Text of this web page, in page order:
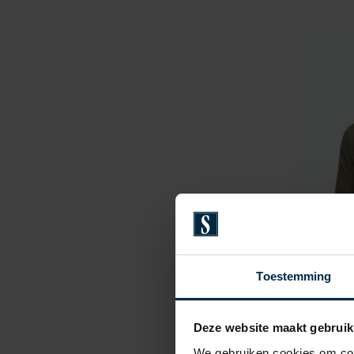
Toestemming
Deze website maakt
Lyle &